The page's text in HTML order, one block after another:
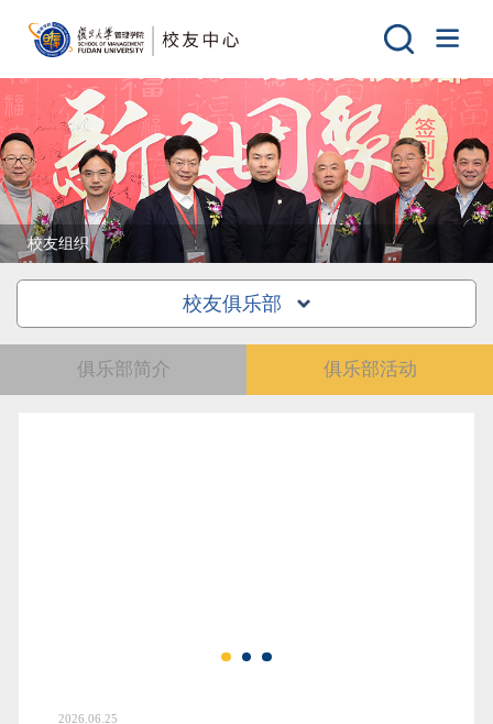
校友组织
校友俱乐部
俱乐部简介 俱乐部活动
2026.06.25